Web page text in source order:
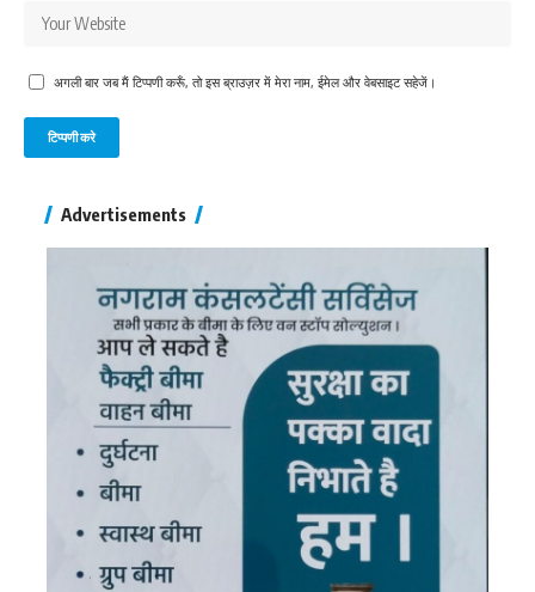
अगली बार जब मैं टिप्पणी करूँ, तो इस ब्राउज़र में मेरा नाम, ईमेल और वेबसाइट सहेजें।
Advertisements